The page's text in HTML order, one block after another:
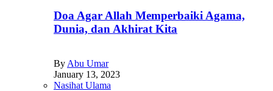
Doa Agar Allah Memperbaiki Agama,
Dunia, dan Akhirat Kita
By Abu Umar
January 13, 2023
Nasihat Ulama